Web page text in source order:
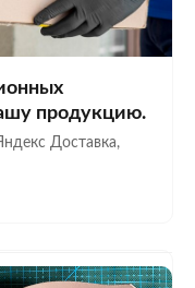
продукцию.
Доставка,